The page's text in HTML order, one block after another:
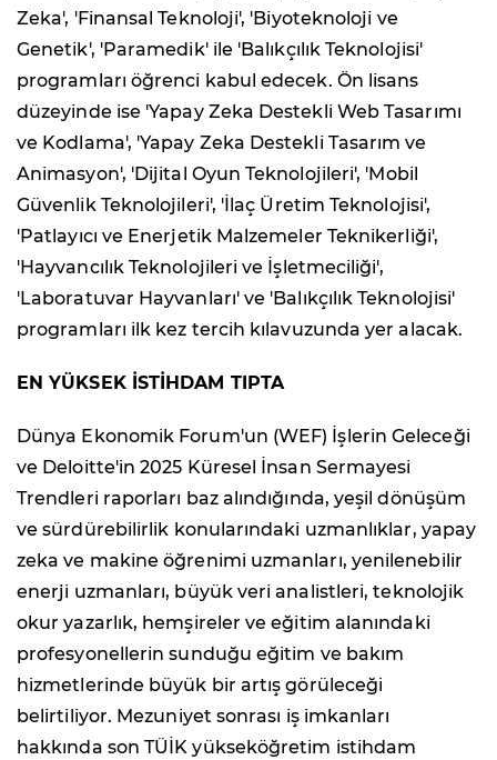
Zeka', 'Finansal Teknoloji', 'Biyoteknoloji ve
Genetik', 'Paramedik' ile 'Balıkçılık Teknolojisi'
programları öğrenci kabul edecek. Ön lisans
düzeyinde ise 'Yapay Zeka Destekli Web Tasarımı
ve Kodlama', 'Yapay Zeka Destekli Tasarım ve
Animasyon', 'Dijital Oyun Teknolojileri', 'Mobil
Güvenlik Teknolojileri', 'İlaç Üretim Teknolojisi',
'Patlayıcı ve Enerjetik Malzemeler Teknikerliği',
'Hayvancılık Teknolojileri ve İşletmeciliği',
'Laboratuvar Hayvanları' ve 'Balıkçılık Teknolojisi'
programları ilk kez tercih kılavuzunda yer alacak.
EN YÜKSEK İSTİHDAM TIPTA
Dünya Ekonomik Forum'un (WEF) İşlerin Geleceği
ve Deloitte'in 2025 Küresel İnsan Sermayesi
Trendleri raporları baz alındığında, yeşil dönüşüm
ve sürdürebilirlik konularındaki uzmanlıklar, yapay
zeka ve makine öğrenimi uzmanları, yenilenebilir
enerji uzmanları, büyük veri analistleri, teknolojik
okur yazarlık, hemşireler ve eğitim alanındaki
profesyonellerin sunduğu eğitim ve bakım
hizmetlerinde büyük bir artış görüleceği
belirtiliyor. Mezuniyet sonrası iş imkanları
hakkında son TÜİK yükseköğretim istihdam